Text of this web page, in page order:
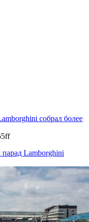
собрал более
Lamborghini